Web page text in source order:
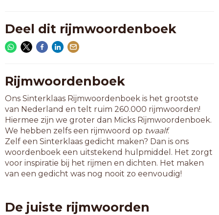
verkoos
verpoos
willoos
8-letterwoorden
abrikoos
ademloos
argeloos
autoloos
baanloos
beenloos
berceaus
bouwdoos
doelloos
Deel dit rijmwoordenboek
Rijmwoordenboek
Ons Sinterklaas Rijmwoordenboek is het grootste
van Nederland en telt ruim 260.000 rijmwoorden!
Hiermee zijn we groter dan Micks Rijmwoordenboek.
We hebben zelfs een rijmwoord op twaalf.
Zelf een Sinterklaas gedicht maken? Dan is ons
woordenboek een uitstekend hulpmiddel. Het zorgt
voor inspiratie bij het rijmen en dichten. Het maken
van een gedicht was nog nooit zo eenvoudig!
De juiste rijmwoorden